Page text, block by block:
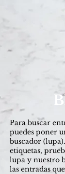
Para buscar
puedes poner
buscador
etiquetas,
lupa y nuestro
las entradas